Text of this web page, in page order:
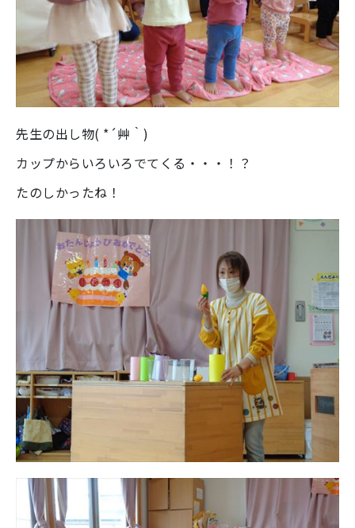
先生の出し物( *´艸｀)
カップからいろいろでてくる・・・！？
たのしかったね！